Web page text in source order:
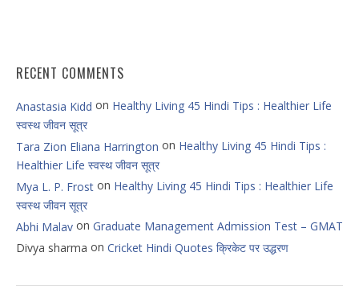
RECENT COMMENTS
Anastasia Kidd on Healthy Living 45 Hindi Tips : Healthier Life
स्वस्थ जीवन सूत्र
Tara Zion Eliana Harrington on Healthy Living 45 Hindi Tips :
Healthier Life स्वस्थ जीवन सूत्र
Mya L. P. Frost on Healthy Living 45 Hindi Tips : Healthier Life
स्वस्थ जीवन सूत्र
Abhi Malav on Graduate Management Admission Test – GMAT
Divya sharma on Cricket Hindi Quotes क्रिकेट पर उद्धरण